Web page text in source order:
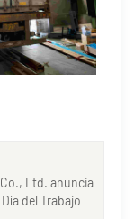
Ltd. anuncia
del Trabajo